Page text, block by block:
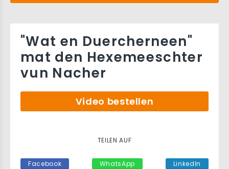
"Wat en Duercherneen"
mat den Hexemeeschter
vun Nacher
Video bestellen
TEILEN AUF
Facebook WhatsApp LinkedIn